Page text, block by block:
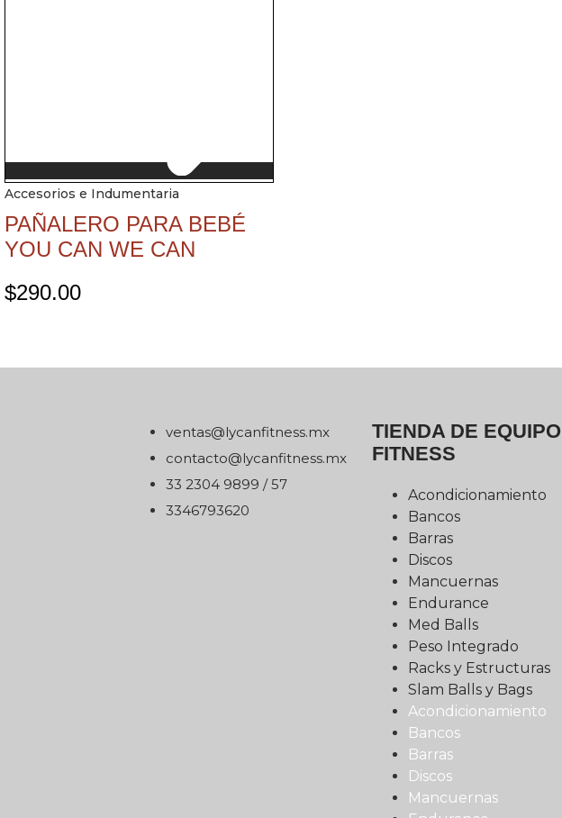
Accesorios e Indumentaria
PAÑALERO PARA BEBÉ
YOU CAN WE CAN
$290.00
xm.ssentifnacyl@satnev
xm.ssentifnacyl@otcatnoc
75 / 9989 4032 33
0263976433
TIENDA DE EQUIPO
FITNESS
Acondicionamiento
Bancos
Barras
Discos
Mancuernas
Endurance
Med Balls
Peso Integrado
Racks y Estructuras
Slam Balls y Bags
Acondicionamiento
Bancos
Barras
Discos
Mancuernas